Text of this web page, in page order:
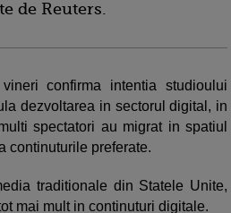
de Reuters.
confirma intentia studioului
dezvoltarea in sectorul digital, in
spectatori au migrat in spatiul
continuturile preferate.
traditionale din Statele Unite,
mai mult in continuturi digitale.